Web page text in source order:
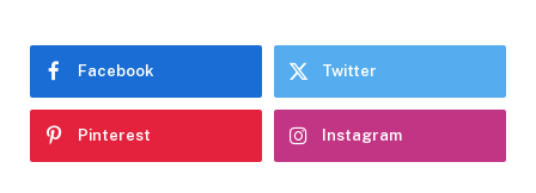
Facebook Twitter
Pinterest Instagram